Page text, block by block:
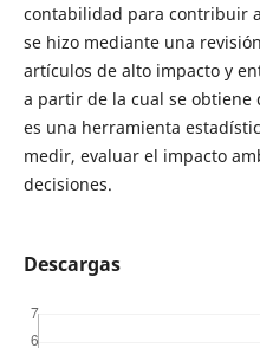
contabilidad para contribuir
se hizo mediante una
artículos de alto impacto y
a partir de la cual se
es una herramienta
medir, evaluar el impacto
decisiones.
Descargas